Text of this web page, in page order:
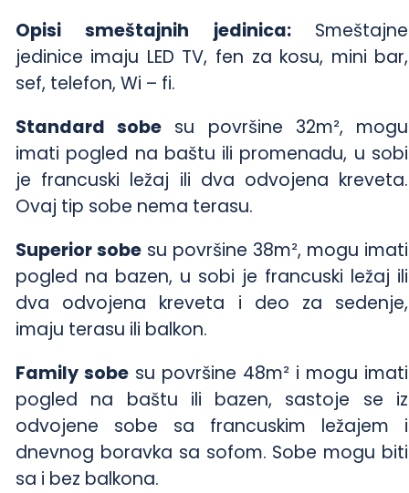
Opisi smeštajnih jedinica: Smeštajne
jedinice imaju LED TV, fen za kosu, mini bar,
sef, telefon, Wi – fi.
Standard sobe su površine 32m², mogu
imati pogled na baštu ili promenadu, u sobi
je francuski ležaj ili dva odvojena kreveta.
Ovaj tip sobe nema terasu.
Superior sobesu površine 38m², mogu imati
pogled na bazen, u sobi je francuski ležaj ili
dva odvojena kreveta i deo za sedenje,
imaju terasu ili balkon.
Family sobesu površine 48m² i mogu imati
pogled na baštu ili bazen, sastoje se iz
odvojene sobe sa francuskim ležajem i
dnevnog boravka sa sofom. Sobe mogu biti
sa i bez balkona.